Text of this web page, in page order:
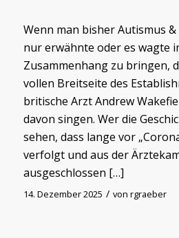
Wenn man bisher Autismus
nur erwähnte oder es wagte
Zusammenhang zu bringen,
vollen Breitseite des
britische Arzt Andrew
davon singen. Wer die
sehen, dass lange vor
verfolgt und aus der
ausgeschlossen […]
14. Dezember 2025 / von rgraeber